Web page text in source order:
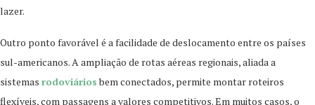
lazer.
Outro ponto favorável é a facilidade de deslocamento entre os países
sul-americanos. A ampliação de rotas aéreas regionais, aliada a
sistemas rodoviáriosbem conectados, permite montar roteiros
flexíveis, com passagens a valores competitivos. Em muitos casos, o